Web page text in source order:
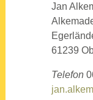
Jan
61239
Tele­fon